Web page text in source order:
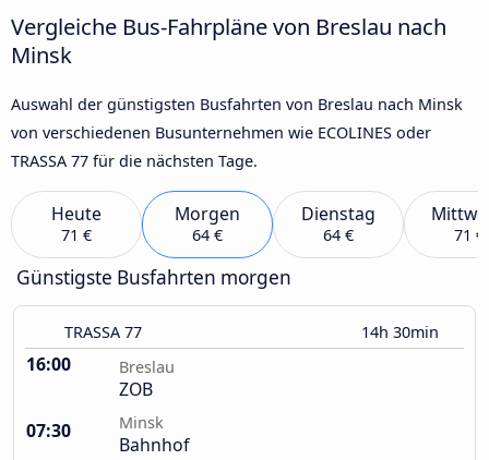
Vergleiche Bus-Fahrpläne von Breslau nach
Minsk
Auswahl der günstigsten Busfahrten von Breslau nach Minsk
von verschiedenen Busunternehmen wie ECOLINES oder
TRASSA 77 für die nächsten Tage.
Heute
71 €
Morgen
64 €
Dienstag
64 € 71 €
Günstigste Busfahrten morgen
TRASSA 77 14h 30min
16:00 Breslau
ZOB
07:30
Minsk
Bahnhof